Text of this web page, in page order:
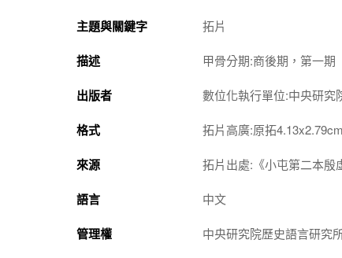
主題與關鍵字 拓片
描述 甲骨分期:商後期，第一期
出版者 數位化執行單位:中央研究
格式 拓片高廣:原拓4.13x2.79cm
來源 拓片出處:《小屯第二本殷
語言 中文
管理權 中央研究院歷史語言研究